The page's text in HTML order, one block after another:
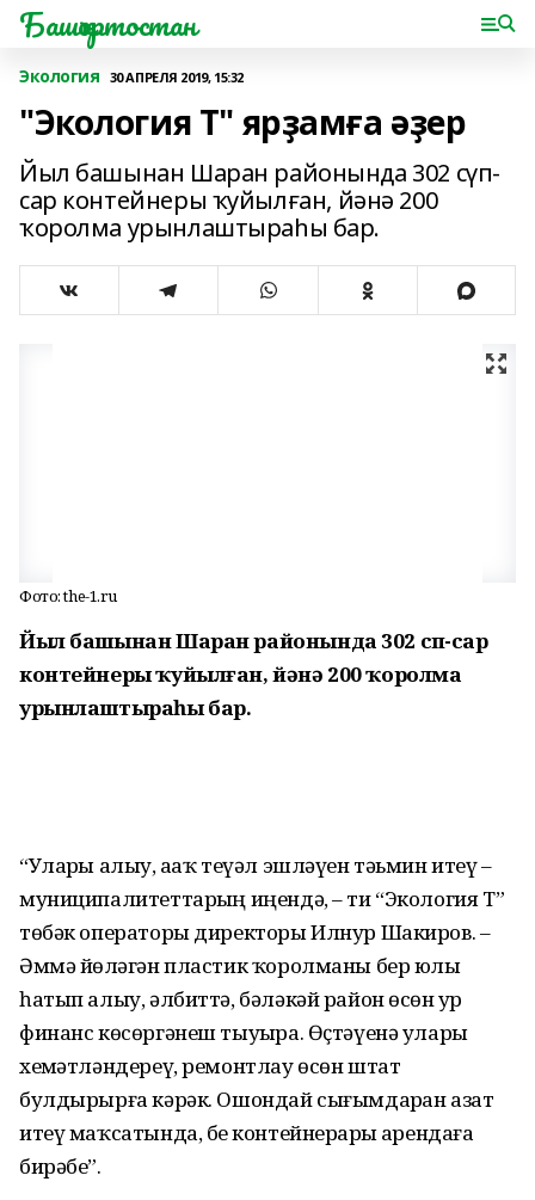
Башҡортостан
Экология 30 АПРЕЛЯ 2019, 15:32
"Экология Т" ярҙамға әҙер
Йыл башынан Шаран районында 302 сүп-
сар контейнеры ҡуйылған, йәнә 200
ҡоролма урынлаштыраһы бар.
Фото: the-1.ru
Йыл башынан Шаран районында 302 сүп-сар
контейнеры ҡуйылған, йәнә 200 ҡоролма
урынлаштыраһы бар.
“Уларҙы алыу, аҙаҡ теүәл эшләүен тәьмин итеү –
муниципалитеттарҙың иңендә, – ти “Экология Т”
төбәк операторы директоры Илнур Шакиров. –
Әммә йөҙләгән пластик ҡоролманы бер юлы
һатып алыу, әлбиттә, бәләкәй район өсөн ҙур
финанс көсөргәнеш тыуҙыра. Өҫтәүенә уларҙы
хеҙмәтләндереү, ремонтлау өсөн штат
булдырырға кәрәк. Ошондай сығымдарҙан азат
итеү маҡсатында, беҙ контейнерҙарҙы арендаға
бирәбеҙ”.